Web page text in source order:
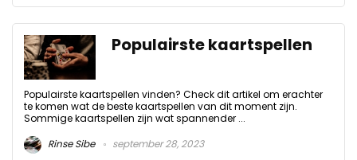
Populairste kaartspellen
Populairste kaartspellen vinden? Check dit artikel om erachter
te komen wat de beste kaartspellen van dit moment zijn.
Sommige kaartspellen zijn wat spannender ...
Rinse Sibe
september 28, 2023